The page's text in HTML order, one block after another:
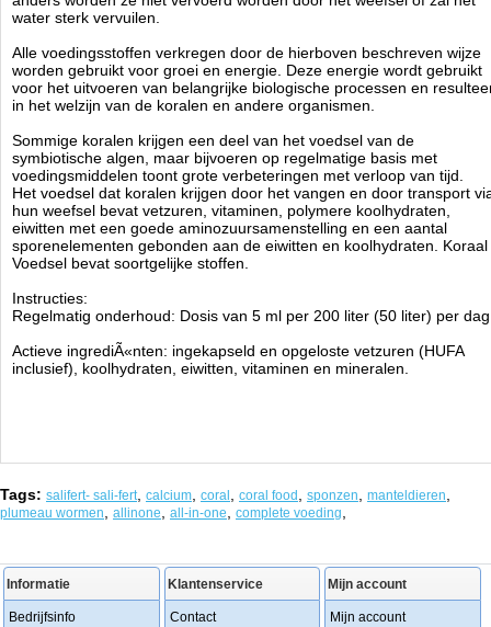
water sterk vervuilen.
Alle voedingsstoffen verkregen door de hierboven beschreven wijze
worden gebruikt voor groei en energie. Deze energie wordt gebruikt
voor het uitvoeren van belangrijke biologische processen en
in het welzijn van de koralen en andere organismen.
Sommige koralen krijgen een deel van het voedsel van de
symbiotische algen, maar bijvoeren op regelmatige basis met
voedingsmiddelen toont grote verbeteringen met verloop van tijd.
Het voedsel dat koralen krijgen door het vangen en door transport
hun weefsel bevat vetzuren, vitaminen, polymere koolhydraten,
eiwitten met een goede aminozuursamenstelling en een aantal
sporenelementen gebonden aan de eiwitten en koolhydraten. Koraal
Voedsel bevat soortgelijke stoffen.
Instructies:
Regelmatig onderhoud: Dosis van 5 ml per 200 liter (50 liter) per
Actieve ingrediÃ«nten: ingekapseld en opgeloste vetzuren (HUFA
inclusief), koolhydraten, eiwitten, vitaminen en mineralen.
Tags: salifert- sali-fert calcium coral coral food sponzen manteldieren
plumeau wormen allinone all-in-one complete voeding
Informatie
Bedrijfsinfo
Klantenservice
Contact
Mijn account
Mijn account